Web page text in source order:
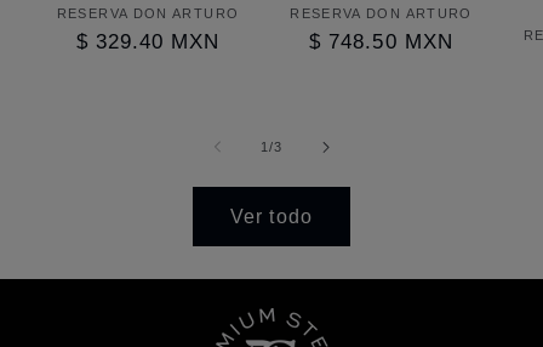
Proveedor:
RESERVA DON ARTURO
Precio
$ 329.40 MXN
Proveedor:
RESERVA DON ARTURO
Precio
$ 748.50 MXN
1/de
3
Ver todo